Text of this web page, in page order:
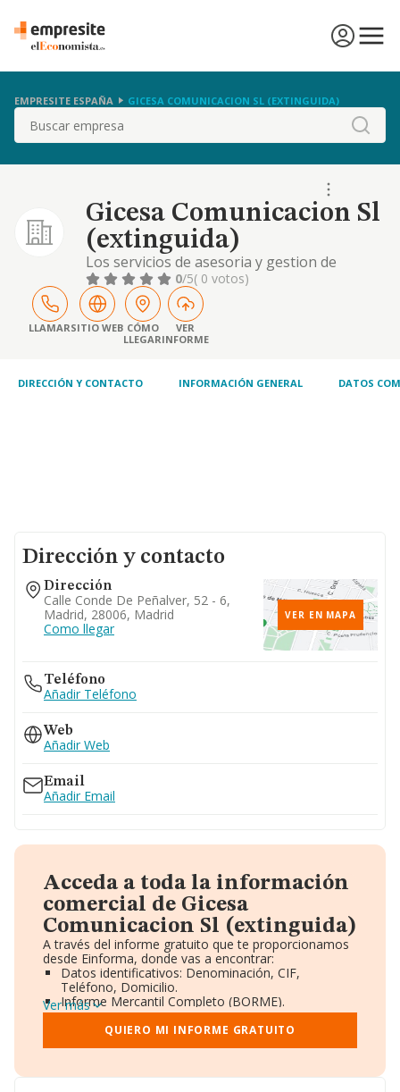
EMPRESITE ESPAÑA GICESA COMUNICACION SL (EXTINGUIDA)
Buscar
Gicesa Comunicacion Sl
(extinguida)
Los servicios de asesoria y gestion de
campanas de marketing y publicidad
0/5( 0 votos)
LLAMARSITIO WEB CÓMO
LLEGAR
VER
INFORME
DIRECCIÓN Y CONTACTO INFORMACIÓN GENERAL DATOS
Dirección y contacto
Dirección
Calle Conde De Peñalver, 52 - 6,
Madrid, 28006, Madrid
Como llegar
VER EN MAPA
Teléfono
Añadir Teléfono
Web
Añadir Web
Email
Añadir Email
Acceda a toda la información
comercial de Gicesa
Comunicacion Sl (extinguida)
A través del informe gratuito que te proporcionamos
desde Einforma, donde vas a encontrar:
Datos identificativos: Denominación, CIF,
Teléfono, Domicilio.
Informe Mercantil Completo (BORME).
Gráficos de Evolución Ventas y Empleados.
Consejo de Administración y Administradores.
Directivos y Ejecutivos.
Ver más
QUIERO MI INFORME GRATUITO